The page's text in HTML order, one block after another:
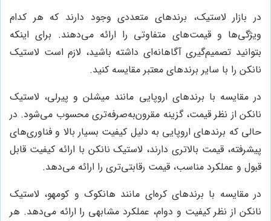
در بازار لاستیک، برندهای متعددی وجود دارند که هر کدام
ویژگی‌ها و قیمت‌های متفاوتی را ارائه می‌دهند. برای اینکه
بتوانید تصمیم‌گیری آگاهانه‌ای داشته باشید، لازم است لاستیک
نانکن را با سایر برندهای معتبر مقایسه کنید.
در مقایسه با برندهای اروپایی مانند میشلن و پیرلی، لاستیک
نانکن از نظر قیمت، گزینه مقرون‌به‌صرفه‌تری محسوب می‌شود. در
حالی که برندهای اروپایی به دلیل کیفیت بسیار بالا و فناوری‌های
پیشرفته، قیمت بالاتری دارند، لاستیک نانکن با ارائه کیفیت قابل
قبول و عملکرد مناسب، قیمت رقابتی‌تری را ارائه می‌دهد.
در مقایسه با برندهای کره‌ای مانند هانکوک و کومهو، لاستیک
نانکن از نظر کیفیت و دوام، عملکرد مشابهی را ارائه می‌دهد. هر